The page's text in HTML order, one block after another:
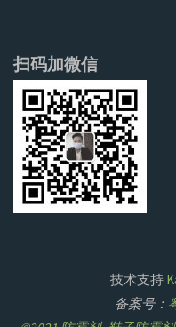
扫码加微信
技术支持
备案号：